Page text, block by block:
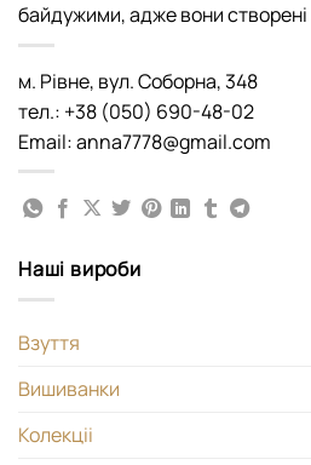
байдужими, адже вони
м. Рівне, вул. Соборна, 348
тел.: +38 (050) 690-48-02
Email: anna7778@gmail.com
Наші вироби
Взуття
Вишиванки
Колекціі